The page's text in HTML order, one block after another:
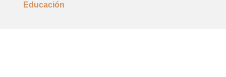
Educación